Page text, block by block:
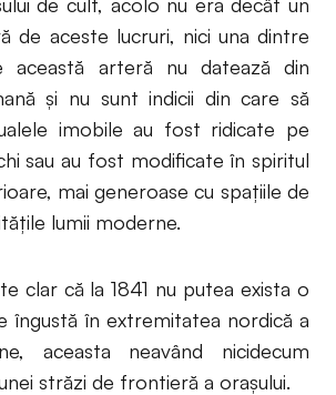
de aceste lucruri, nici una dintre
această arteră nu datează din
şi nu sunt indicii din care să
imobile au fost ridicate pe
sau au fost modificate în spiritul
mai generoase cu spaţiile de
lumii moderne.
clar că la 1841 nu putea exista o
îngustă în extremitatea nordică a
aceasta neavând nicidecum
străzi de frontieră a orașului.